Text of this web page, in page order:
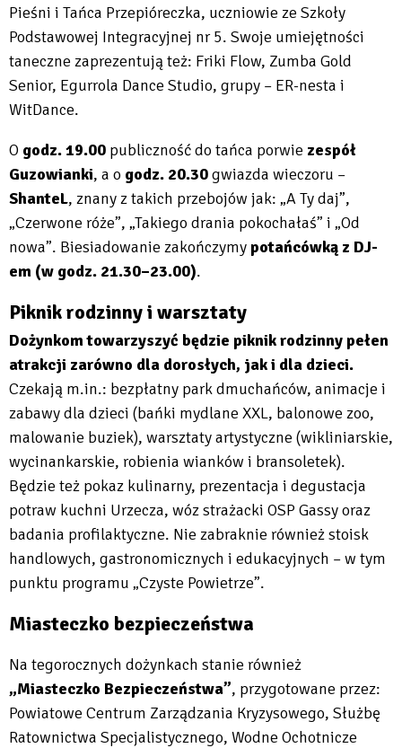
Pieśni i Tańca Przepióreczka, uczniowie ze Szkoły
Podstawowej Integracyjnej nr 5. Swoje umiejętności
taneczne zaprezentują też: Friki Flow, Zumba Gold
Senior, Egurrola Dance Studio, grupy – ER-nesta i
WitDance.
O godz. 19.00 publiczność do tańca porwie zespół
Guzowianki, a o godz. 20.30gwiazda wieczoru –
ShanteL, znany z takich przebojów jak: „A Ty daj”,
„Czerwone róże”, „Takiego drania pokochałaś” i „Od
nowa”. Biesiadowanie zakończymy potańcówką z DJ-
em (w godz. 21.30–23.00).
Piknik rodzinny i warsztaty
Dożynkom towarzyszyć będzie piknik rodzinny pełen
atrakcji zarówno dla dorosłych, jak i dla dzieci.
Czekają m.in.: bezpłatny park dmuchańców, animacje i
zabawy dla dzieci (bańki mydlane XXL, balonowe zoo,
malowanie buziek), warsztaty artystyczne (wikliniarskie,
wycinankarskie, robienia wianków i bransoletek).
Będzie też pokaz kulinarny, prezentacja i degustacja
potraw kuchni Urzecza, wóz strażacki OSP Gassy oraz
badania profilaktyczne. Nie zabraknie również stoisk
handlowych, gastronomicznych i edukacyjnych – w tym
punktu programu „Czyste Powietrze”.
Miasteczko bezpieczeństwa
Na tegorocznych dożynkach stanie również
„Miasteczko Bezpieczeństwa”, przygotowane przez:
Powiatowe Centrum Zarządzania Kryzysowego, Służbę
Ratownictwa Specjalistycznego, Wodne Ochotnicze